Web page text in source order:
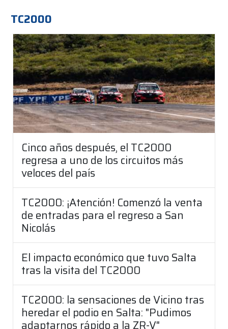
TC2000
Cinco años después, el TC2000
regresa a uno de los circuitos más
veloces del país
TC2000: ¡Atención! Comenzó la venta
de entradas para el regreso a San
Nicolás
El impacto económico que tuvo Salta
tras la visita del TC2000
TC2000: la sensaciones de Vicino tras
heredar el podio en Salta: "Pudimos
adaptarnos rápido a la ZR-V"